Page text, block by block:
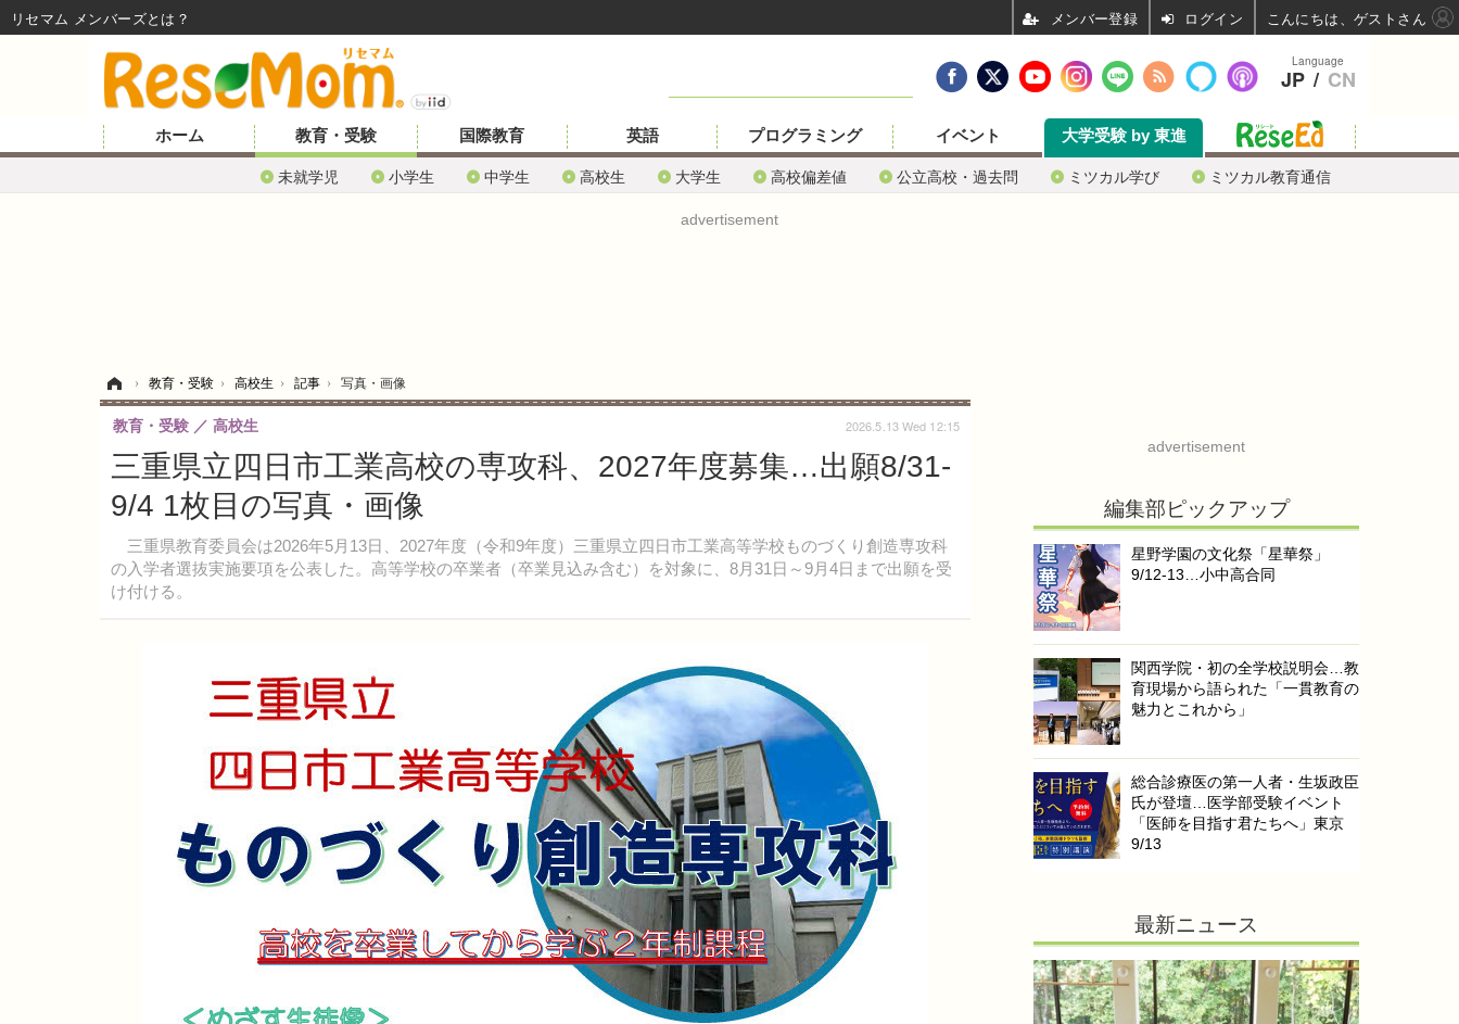
ホーム 教育・受験
未就学児 小学生 中学生 高校生 大学生 高校偏差値 公立高校・過去問 ミツカル学び ミツカル教育通信
国際教育 英語 プログラミング イベント 大学受験 by 東進
advertisement
› 教育・受験 › 高校生 › 記事 › 写真・画像
三重県立四日市工業高校の専攻科、2027年度募集…出願8/31-
9/4 1枚目の写真・画像
三重県教育委員会は2026年5月13日、2027年度（令和9年度）三重県立四日市工業高等学校ものづくり創造専攻科
の入学者選抜実施要項を公表した。高等学校の卒業者（卒業見込み含む）を対象に、8月31日～9月4日まで出願を受
け付ける。
教育・受験 高校生 2026.5.13 Wed 12:15
advertisement
編集部ピックアップ
星野学園の文化祭「星華祭」
9/12-13…小中高合同
関西学院・初の全学校説明会…教
育現場から語られた「一貫教育の
魅力とこれから」
総合診療医の第一人者・生坂政臣
氏が登壇…医学部受験イベント
「医師を目指す君たちへ」東京
9/13
最新ニュース
Language
JP / CN
リセマム メンバーズ ログイン こんにちは、ゲストさん